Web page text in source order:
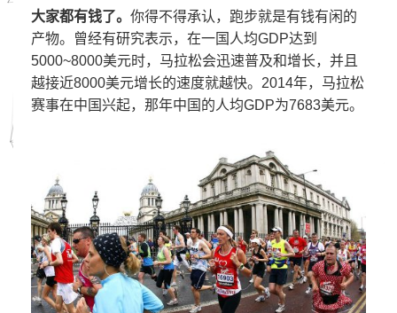
大家都有钱了。 你得不得承认，跑步就是有钱有闲的
产物。曾经有研究表示，在一国人均GDP达到
5000~8000美元时，马拉松会迅速普及和增长，并且
越接近8000美元增长的速度就越快。2014年，马拉松
赛事在中国兴起，那年中国的人均GDP为7683美元。